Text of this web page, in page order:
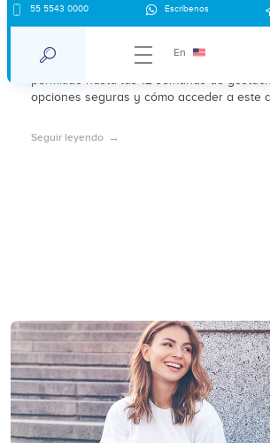
55 5543 0000 Escríbenos
En
¿Dónde abortar en
En 2025, el aborto por voluntad propia
permitido hasta las 12 semanas de
opciones seguras y cómo acceder a este
Seguir leyendo